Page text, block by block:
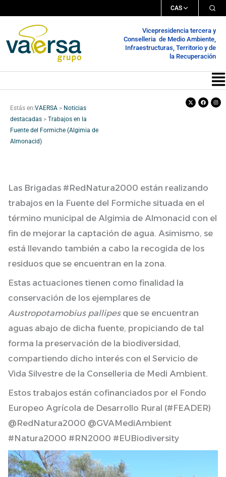
contenido
CAS
Vicepresidencia tercera y
Conselleria de Medio Ambiente,
Infraestructuras, Territorio y de
la Recuperación
Estás en:VAERSA > Noticias
destacadas > Trabajos en la
Fuente del Formiche (Algimia de
Almonacid)
X-
twitter
Facebook
Las Brigadas #RedNatura2000 están realizando
trabajos en la Fuente del Formiche situada en el
término municipal de Algimia de Almonacid con el
fin de mejorar la captación de agua. Asimismo, se
está llevando también a cabo la recogida de los
residuos que se encuentran en la zona.
Estas actuaciones tienen como finalidad la
conservación de los ejemplares de
Austropotamobius pallipesque se encuentran
aguas abajo de dicha fuente, propiciando de tal
forma la preservación de la biodiversidad,
compartiendo dicho interés con el Servicio de
Vida Silvestre de la Conselleria de Medi Ambient.
Estos trabajos están cofinanciados por el Fondo
Europeo Agrícola de Desarrollo Rural (#FEADER)
@RedNatura2000 @GVAMediAmbient
#Natura2000 #RN2000 #EUBiodiversity